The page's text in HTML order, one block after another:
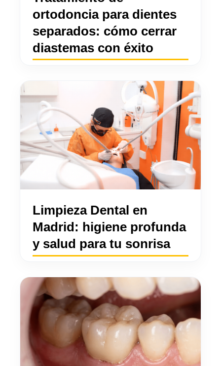
ortodoncia para dientes
separados: cómo cerrar
diastemas con éxito
Limpieza Dental en
Madrid: higiene profunda
y salud para tu sonrisa